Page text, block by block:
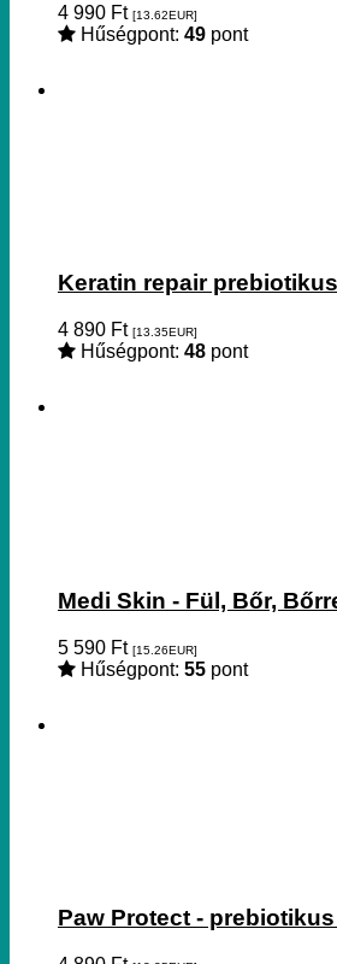
4 990 Ft [13.62EUR]
Hűségpont: 49 pont
Keratin repair
4 890 Ft [13.35EUR]
Hűségpont: 48 pont
Medi Skin - Fül, Bőr,
5 590 Ft [15.26EUR]
Hűségpont: 55 pont
Paw Protect -